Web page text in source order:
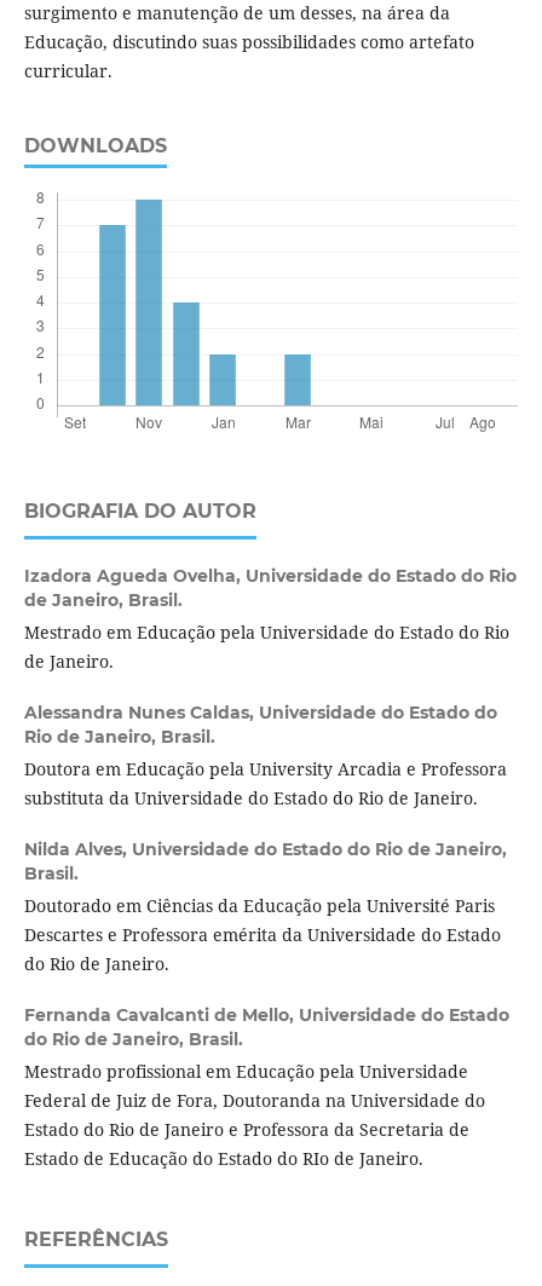
surgimento e manutenção de um desses, na área da
Educação, discutindo suas possibilidades como artefato
curricular.
DOWNLOADS
BIOGRAFIA DO AUTOR
Izadora Agueda Ovelha, Universidade do Estado do Rio
de Janeiro, Brasil.
Mestrado em Educação pela Universidade do Estado do Rio
de Janeiro.
Alessandra Nunes Caldas, Universidade do Estado do
Rio de Janeiro, Brasil.
Doutora em Educação pela University Arcadia e Professora
substituta da Universidade do Estado do Rio de Janeiro.
Nilda Alves, Universidade do Estado do Rio de Janeiro,
Brasil.
Doutorado em Ciências da Educação pela Université Paris
Descartes e Professora emérita da Universidade do Estado
do Rio de Janeiro.
Fernanda Cavalcanti de Mello, Universidade do Estado
do Rio de Janeiro, Brasil.
Mestrado profissional em Educação pela Universidade
Federal de Juiz de Fora, Doutoranda na Universidade do
Estado do Rio de Janeiro e Professora da Secretaria de
Estado de Educação do Estado do RIo de Janeiro.
REFERÊNCIAS